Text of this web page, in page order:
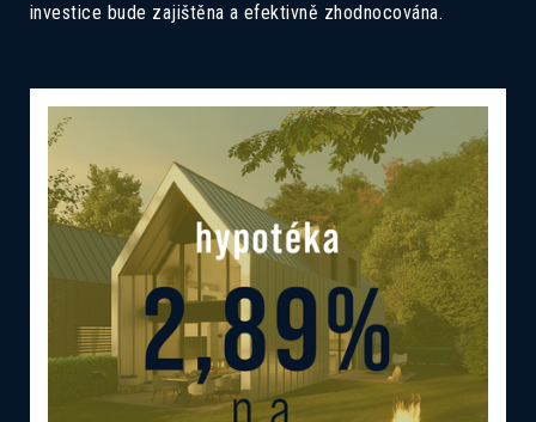
investice bude zajištěna a efektivně zhodnocována.